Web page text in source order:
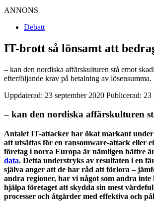
ANNONS
Debatt
IT-brott så lönsamt att
– kan den nordiska affärskulturen stå emot
efterföljande krav på betalning av
Uppdaterad: 23 september 2020 Publicerad: 23
– kan den nordiska affärskulturen
Antalet IT-attacker har ökat markant under
att utsättas för en ransomware-attack eller
företag i norra Europa är nämligen bättre
data. Detta understryks av resultaten i en
själva anger att de har råd att förlora –
andra regioner, har vi något som andra
hjälpa företaget att skydda sin mest
processer och åtgärder med effektiva och